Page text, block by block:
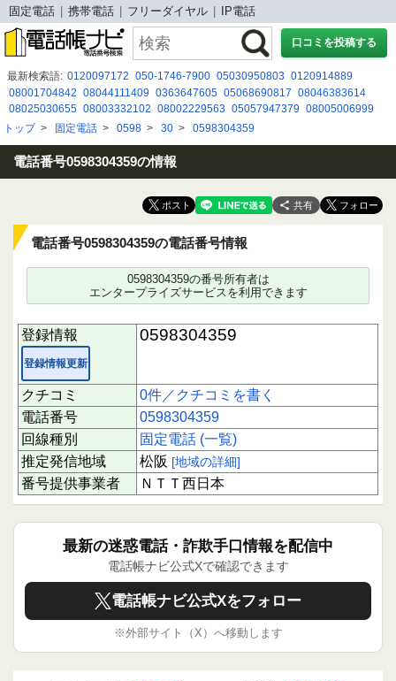
固定電話 携帯電話 フリーダイヤル IP電話
口コミを投稿する
最新検索語: 0120097172 050-1746-7900 05030950803 0120914889
08001704842 08044111409 0363647605 05068690817 08046383614
08025030655 08003332102 08002229563 05057947379 08005006999
0120-235-601 050-3175-1652 0367377217 05052922476
08020591422 0745-79-1155 05057845009 0366925988 08080884392
0899349400
トップ> 固定電話 > 0598 > 30 > 0598304359
電話番号0598304359の情報
共有
電話番号0598304359の電話番号情報
0598304359の番号所有者は
エンタープライズサービスを利用できます
登録情報
登録情報更新
0598304359
クチコミ
0件／クチコミを書く
電話番号
0598304359
回線種別
固定電話 (一覧)
推定発信地域
松阪 [地域の詳細]
番号提供事業者 ＮＴＴ西日本
最新の迷惑電話・詐欺手口情報を配信中
電話帳ナビ公式Xで確認できます
電話帳ナビ公式Xをフォロー
※外部サイト（X）へ移動します